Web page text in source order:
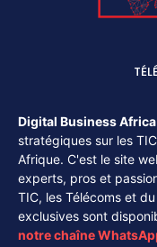
Digital Business Africa
stratégiques sur les
Afrique. C'est le site
experts, pros et
TIC, les Télécoms et
exclusives sont
notre chaîne